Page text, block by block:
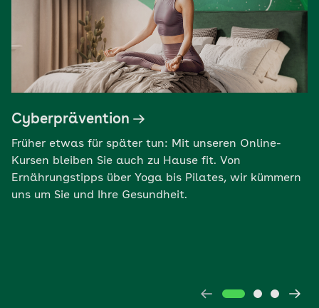
Cyberprävention
Früher etwas für später tun: Mit unseren Online-
Kursen bleiben Sie auch zu Hause fit. Von
Ernährungstipps über Yoga bis Pilates, wir kümmern
uns um Sie und Ihre Gesundheit.